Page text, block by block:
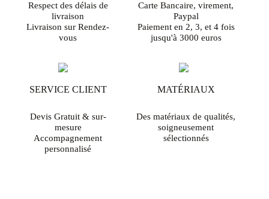
Respect des délais de
livraison
Livraison sur Rendez-
vous
Carte Bancaire, virement,
Paypal
Paiement en 2, 3, et 4 fois
jusqu'à 3000 euros
SERVICE CLIENT
Devis Gratuit & sur-
mesure
Accompagnement
personnalisé
MATÉRIAUX
Des matériaux de qualités,
soigneusement
sélectionnés